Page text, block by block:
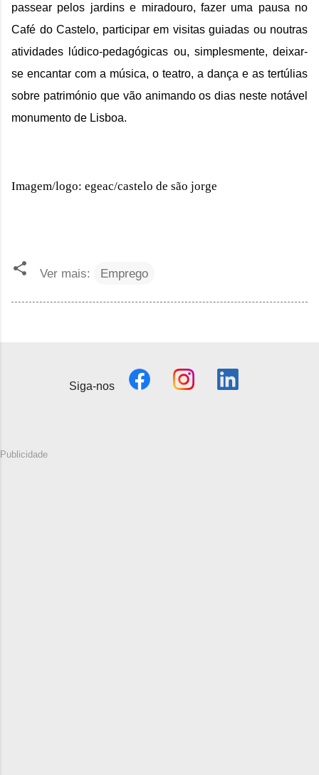
passear pelos jardins e miradouro, fazer uma pausa no
Café do Castelo, participar em visitas guiadas ou noutras
atividades lúdico-pedagógicas ou, simplesmente, deixar-
se encantar com a música, o teatro, a dança e as tertúlias
sobre património que vão animando os dias neste notável
monumento de Lisboa.
Imagem/logo: egeac/castelo de são jorge
Ver mais: Emprego
Siga-nos
Publicidade